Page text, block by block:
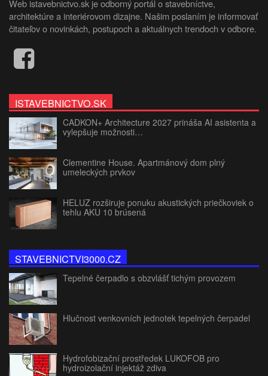
Web istavebnictvo.sk je odborný portál o stavebníctve,
architektúre a interiérovom dizajne. Našim poslaním je informovať
čitateľov o novinkách, postupoch a aktuálnych trendoch v odbore.
ISTAVEBNICTVO.SK
CADKON+ Architecture 2027 prináša AI asistenta a
vylepšuje možnosti…
Clementine House. Apartmánový dom plný
umeleckých prvkov
HELUZ rozširuje ponuku akustických priečkoviek o
tehlu AKU 10 brúsená
STAVEBNICTVI3000.CZ
Tepelné čerpadlo s obzvlášť tichým provozem
Hlučnost venkovních jednotek tepelných čerpadel
Hydrofobizační prostředek LUKOFOB pro
hydroizolační injektáž zdiva